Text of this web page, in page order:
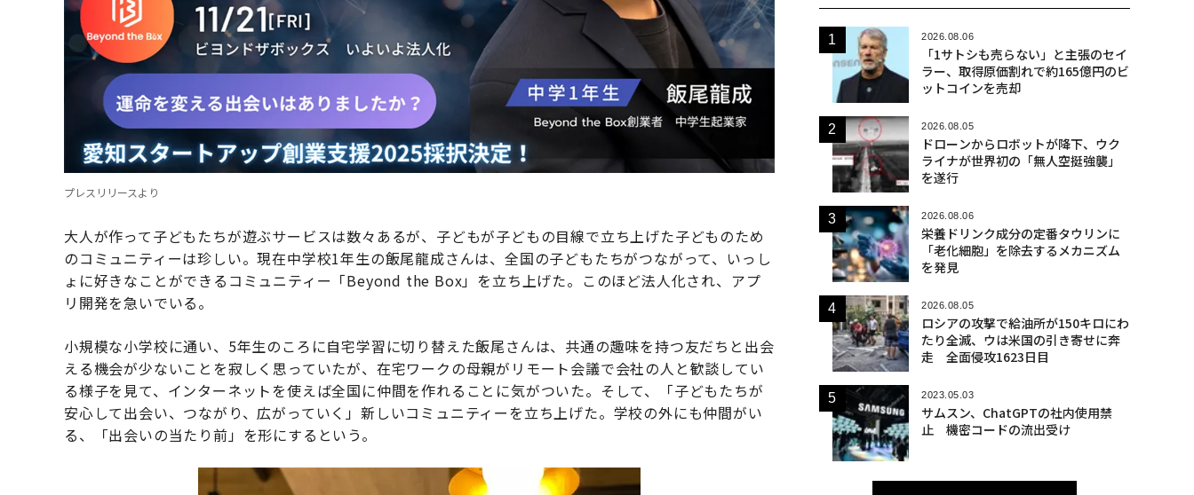
プレスリリースより
大人が作って子どもたちが遊ぶサービスは数々あるが、子どもが子どもの目線で立ち上げた子どものため
のコミュニティーは珍しい。現在中学校1年生の飯尾龍成さんは、全国の子どもたちがつながって、いっし
ょに好きなことができるコミュニティー「Beyond the Box」を立ち上げた。このほど法人化され、アプ
リ開発を急いでいる。
小規模な小学校に通い、5年生のころに自宅学習に切り替えた飯尾さんは、共通の趣味を持つ友だちと出会
える機会が少ないことを寂しく思っていたが、在宅ワークの母親がリモート会議で会社の人と歓談してい
る様子を見て、インターネットを使えば全国に仲間を作れることに気がついた。そして、「子どもたちが
安心して出会い、つながり、広がっていく」新しいコミュニティーを立ち上げた。学校の外にも仲間がい
る、「出会いの当たり前」を形にするという。
2026.08.06
「1サトシも売らない」と主張のセイ
ラー、取得原価割れで約165億円のビ
ットコインを売却
2026.08.05
ドローンからロボットが降下、ウク
ライナが世界初の「無人空挺強襲」
を遂行
2026.08.06
栄養ドリンク成分の定番タウリンに
「老化細胞」を除去するメカニズム
を発見
2026.08.05
ロシアの攻撃で給油所が150キロにわ
たり全滅、ウは米国の引き寄せに奔
走 全面侵攻1623日目
2023.05.03
サムスン、ChatGPTの社内使用禁
止 機密コードの流出受け